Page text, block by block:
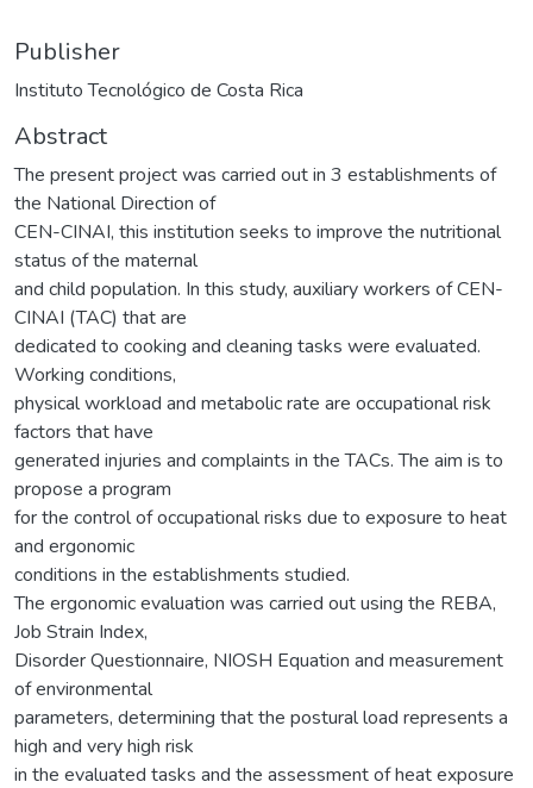
Publisher
Instituto Tecnológico de Costa Rica
Abstract
The present project was carried out in 3 establishments of
the National Direction of
CEN-CINAI, this institution seeks to improve the nutritional
status of the maternal
and child population. In this study, auxiliary workers of CEN-
CINAI (TAC) that are
dedicated to cooking and cleaning tasks were evaluated.
Working conditions,
physical workload and metabolic rate are occupational risk
factors that have
generated injuries and complaints in the TACs. The aim is to
propose a program
for the control of occupational risks due to exposure to heat
and ergonomic
conditions in the establishments studied.
The ergonomic evaluation was carried out using the REBA,
Job Strain Index,
Disorder Questionnaire, NIOSH Equation and measurement
of environmental
parameters, determining that the postural load represents a
high and very high risk
in the evaluated tasks and the assessment of heat exposure